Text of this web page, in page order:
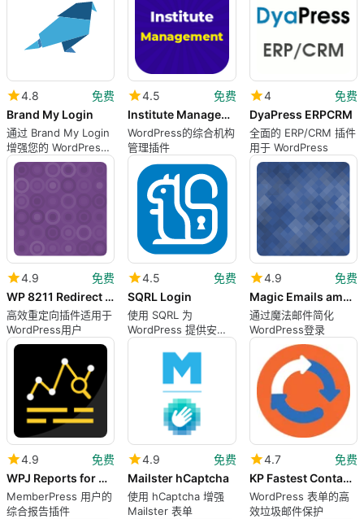
4.8
免费
Brand My Login
通过 Brand My Login
增强您的 WordPress
登录
4.5
免费
Institute Management 8211 Learning Management System
WordPress的综合机构
管理插件
4
免费
DyaPress ERPCRM
全面的 ERP/CRM 插件
用于 WordPress
4.9
免费
WP 8211 Redirect to homepage after login
高效重定向插件适用于
WordPress用户
4.5
免费
SQRL Login
使用 SQRL 为
WordPress 提供安全
登录
4.9
免费
Magic Emails amp Autologin URLs
通过魔法邮件简化
WordPress登录
4.9
免费
WPJ Reports for MemberPress
MemberPress 用户的
综合报告插件
4.9
免费
Mailster hCaptcha
使用 hCaptcha 增强
Mailster 表单
4.7
免费
KP Fastest Contact Form 7 Recaptcha V3
WordPress 表单的高
效垃圾邮件保护